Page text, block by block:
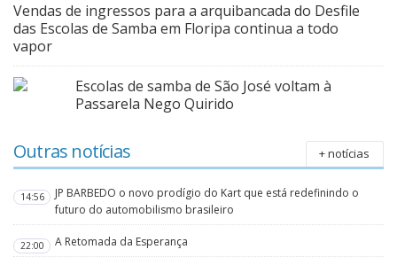
Vendas de ingressos para a arquibancada do Desfile
das Escolas de Samba em Floripa continua a todo
vapor
Escolas de samba de São José voltam à
Passarela Nego Quirido
Outras notícias + notícias
14:56
JP BARBEDO o novo prodígio do Kart que está redefinindo o
futuro do automobilismo brasileiro
22:00 A Retomada da Esperança